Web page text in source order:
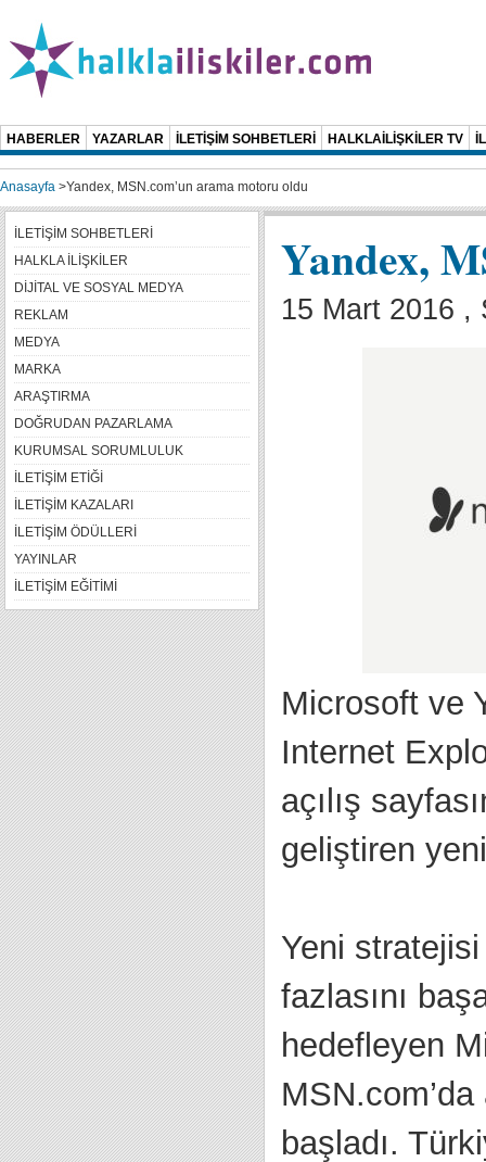
HABERLER YAZARLAR İLETİŞİM SOHBETLERİ HALKLAİLİŞKİLER TV
Anasayfa >Yandex, MSN.com’un arama motoru oldu
Yandex,
15 Mart 2016 ,
Microsoft ve
Internet
açılış
geliştiren
Yeni
fazlasını
hedefleyen
başladı.
İLETİŞİM SOHBETLERİ
HALKLA İLİŞKİLER
DİJİTAL VE SOSYAL MEDYA
REKLAM
MEDYA
MARKA
ARAŞTIRMA
DOĞRUDAN PAZARLAMA
KURUMSAL SORUMLULUK
İLETİŞİM ETİĞİ
İLETİŞİM KAZALARI
İLETİŞİM ÖDÜLLERİ
YAYINLAR
İLETİŞİM EĞİTİMİ